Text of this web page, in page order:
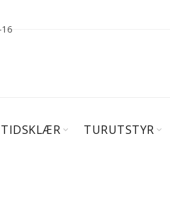
TURUTSTYR